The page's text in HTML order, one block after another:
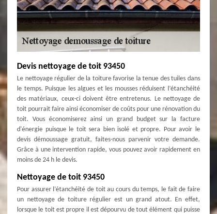
Devis nettoyage de toit 93450
Le nettoyage régulier de la toiture favorise la tenue des tuiles dans
le temps. Puisque les algues et les mousses réduisent l’étanchéité
des matériaux, ceux-ci doivent être entretenus. Le nettoyage de
toit pourrait faire ainsi économiser de coûts pour une rénovation du
toit. Vous économiserez ainsi un grand budget sur la facture
d'énergie puisque le toit sera bien isolé et propre. Pour avoir le
devis démoussage gratuit, faites-nous parvenir votre demande.
Grâce à une intervention rapide, vous pouvez avoir rapidement en
moins de 24 h le devis.
Nettoyage de toit 93450
Pour assurer l’étanchéité de toit au cours du temps, le fait de faire
un nettoyage de toiture régulier est un grand atout. En effet,
lorsque le toit est propre il est dépourvu de tout élément qui puisse